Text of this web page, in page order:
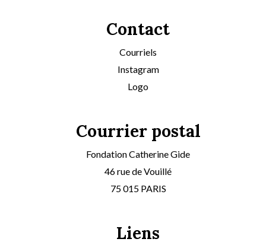
Contact
Courriels
Instagram
Logo
Courrier postal
Fondation Catherine Gide
46 rue de Vouillé
75 015 PARIS
Liens